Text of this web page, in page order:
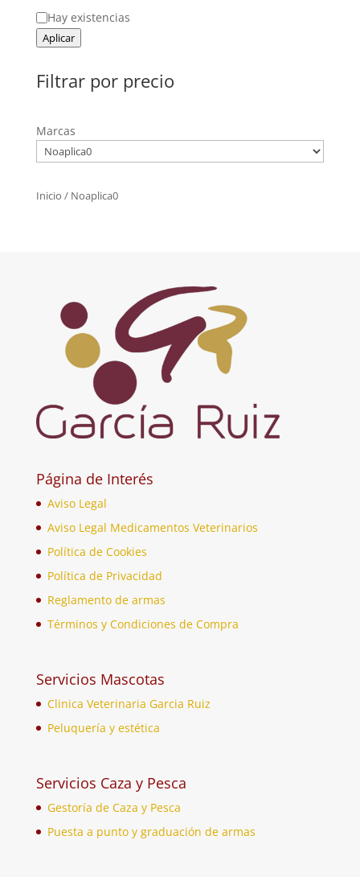
Estado
Hay existencias
Aplicar
Filtrar por precio
Marcas
Inicio / Noaplica0
Página de Interés
Aviso Legal
Aviso Legal Medicamentos Veterinarios
Política de Cookies
Política de Privacidad
Reglamento de armas
Términos y Condiciones de Compra
Servicios Mascotas
Clinica Veterinaria Garcia Ruiz
Peluquería y estética
Servicios Caza y Pesca
Gestoría de Caza y Pesca
Puesta a punto y graduación de armas